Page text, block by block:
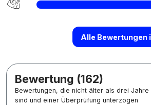
Alle Bewertungen
Bewertung (162)
Bewertungen, die nicht älter als drei Jahre
sind und einer Überprüfung unterzogen